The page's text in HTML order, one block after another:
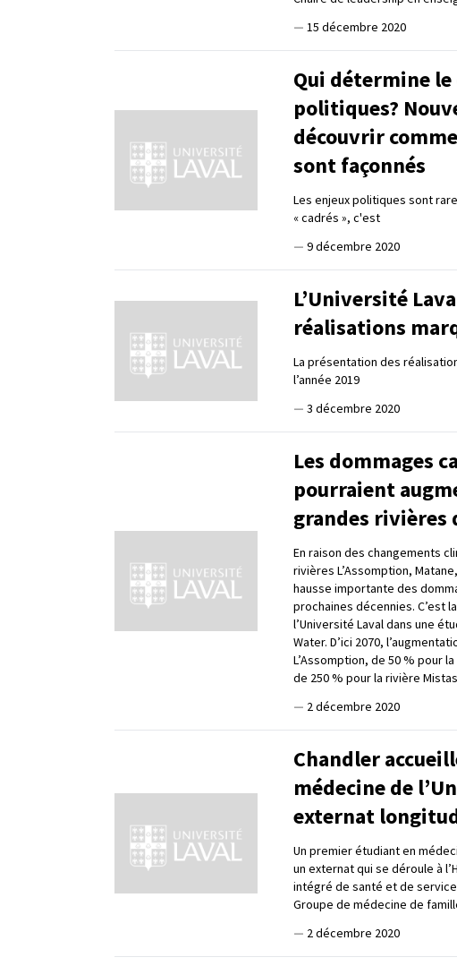
— 15 décembre 2020
Qui détermine le
politiques?
découvrir
sont façonnés
Les enjeux politiques sont
« cadrés », c'est
— 9 décembre 2020
L’Université
réalisations
La présentation des
l’année 2019
— 3 décembre 2020
Les dommages
pourraient
grandes rivières
En raison des changements
rivières L’Assomption,
hausse importante des
prochaines décennies. C’est
l’Université Laval dans une
Water. D’ici 2070,
L’Assomption, de 50 % pour
de 250 % pour la rivière
— 2 décembre 2020
Chandler
médecine de
externat
Un premier étudiant en
un externat qui se déroule à
intégré de santé et de
Groupe de médecine de
— 2 décembre 2020